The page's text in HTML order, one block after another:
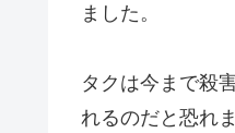
ました。
タクは今まで殺
れるのだと恐れ